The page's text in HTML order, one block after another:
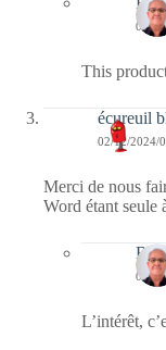
04/
This
écureuil
02/12/2024/
Merci de nous
Word étant seule
02/
L’intérêt,